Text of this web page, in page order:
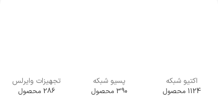
اکتیو شبکه
1124 محصول
پسیو شبکه
390 محصول
تجهیزات وایرلس
286 محصول